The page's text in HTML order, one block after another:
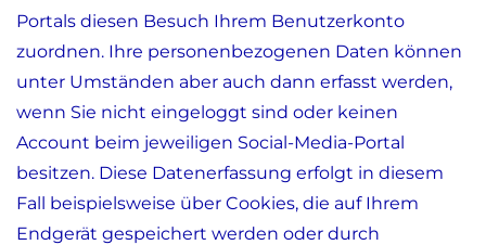
Portals diesen Besuch Ihrem Benutzerkonto
zuordnen. Ihre personenbezogenen Daten können
unter Umständen aber auch dann erfasst werden,
wenn Sie nicht eingeloggt sind oder keinen
Account beim jeweiligen Social-Media-Portal
besitzen. Diese Datenerfassung erfolgt in diesem
Fall beispielsweise über Cookies, die auf Ihrem
Endgerät gespeichert werden oder durch